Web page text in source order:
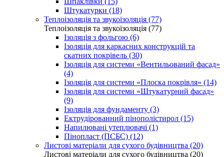
Штукатурки (18)
Теплоізоляція та звукоізоляція (77)
Теплоізоляція та звукоізоляція (77)
Ізоляція з фольгою (6)
Ізоляція для каркасних конструкцій та
скатних покрівель (30)
Ізоляція для системи «Вентильований фасад»
(4)
Ізоляція для системи «Плоска покрівля» (14)
Ізоляція для системи «Штукатурний фасад»
(9)
Ізоляція для фундаменту (3)
Ектрудірованний пінополістирол (15)
Напилювані утеплювачі (1)
Пінопласт (ПСБС) (12)
Листові матеріали для сухого будівництва (20)
Листові матеріали для сухого будівництва (20)